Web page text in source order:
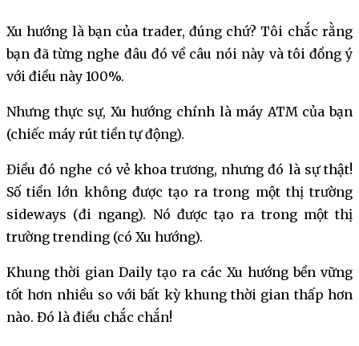
Xu hướng là bạn của trader, đúng chứ? Tôi chắc rằng
bạn đã từng nghe đâu đó về câu nói này và tôi đồng ý
với điều này 100%.
Nhưng thực sự, Xu hướng chính là máy ATM của bạn
(chiếc máy rút tiền tự động).
Điều đó nghe có vẻ khoa trương, nhưng đó là sự thật!
Số tiền lớn không được tạo ra trong một thị trường
sideways (đi ngang). Nó được tạo ra trong một thị
trường trending (có Xu hướng).
Khung thời gian Daily tạo ra các Xu hướng bền vững
tốt hơn nhiều so với bất kỳ khung thời gian thấp hơn
nào. Đó là điều chắc chắn!